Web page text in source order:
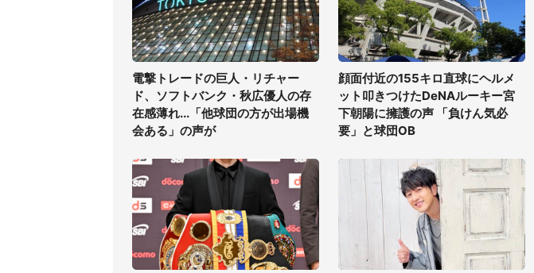
電撃トレードの巨人・リチャー
ド、ソフトバンク・秋広優人の存
在感薄れ...「他球団の方が出場機
会ある」の声が
顔面付近の155キロ直球にヘルメ
ット叩きつけたDeNAルーキー宮
下朝陽に擁護の声 「負けん気必
要」と球団OB